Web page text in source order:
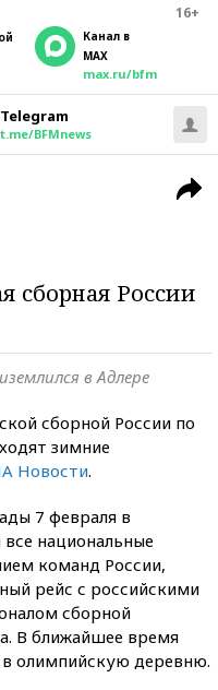
16+
Канал в
MAX
max.ru/bfm
Telegram
t.me/BFMnews
сборная России
в Адлере
сборной России по
зимние
Новости.
7 февраля в
национальные
команд России,
рейс с российскими
сборной
В ближайшее время
олимпийскую деревню.